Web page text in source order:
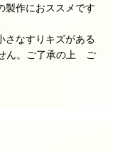
作におススメです
さなすりキズがある
ん。ご了承の上 ご